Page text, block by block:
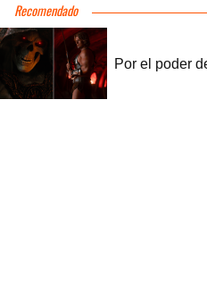
Recomendado
Por el poder